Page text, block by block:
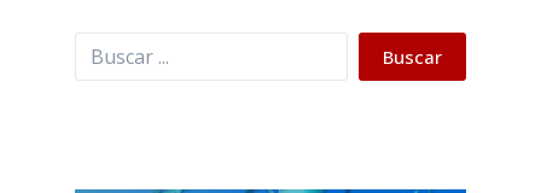
Buscar Buscar